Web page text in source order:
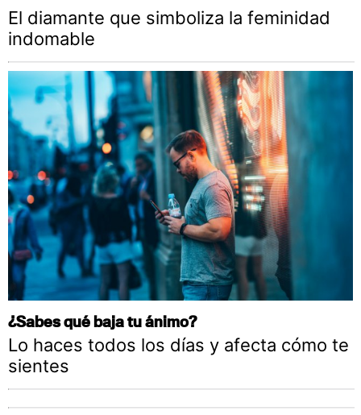
El diamante que simboliza la feminidad
indomable
¿Sabes qué baja tu ánimo?
Lo haces todos los días y afecta cómo te
sientes